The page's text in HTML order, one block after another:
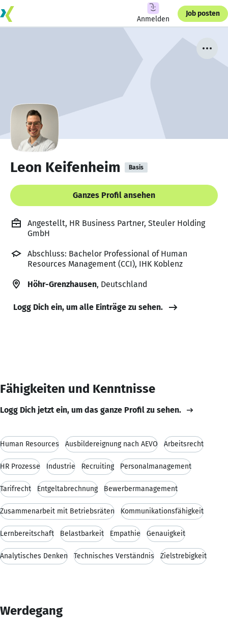
Anmelden
Job posten
Leon Keifenheim Basis
Ganzes Profil ansehen
Angestellt, HR Business Partner, Steuler Holding
GmbH
Abschluss: Bachelor Professional of Human
Resources Management (CCI), IHK Koblenz
Höhr-Grenzhausen, Deutschland
Logg Dich ein, um alle Einträge zu sehen.
Fähigkeiten und Kenntnisse
Logg Dich jetzt ein, um das ganze Profil zu sehen.
Human Resources Ausbildereignung nach AEVO Arbeitsrecht
HR Prozesse Industrie Recruiting Personalmanagement
Tarifrecht Entgeltabrechnung Bewerbermanagement
Zusammenarbeit mit Betriebsräten Kommunikationsfähigkeit
Lernbereitschaft Belastbarkeit Empathie Genauigkeit
Analytisches Denken Technisches Verständnis Zielstrebigkeit
Werdegang